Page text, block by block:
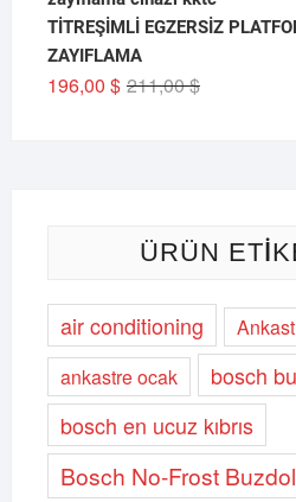
TİTREŞİMLİ EGZERSİZ
ZAYIFLAMA
211,00$Orijinal
196,00 $
Şu
ÜRÜN
air conditioning
ankastre ocak
bosch
bosch en ucuz kıbrıs
Bosch No-Frost